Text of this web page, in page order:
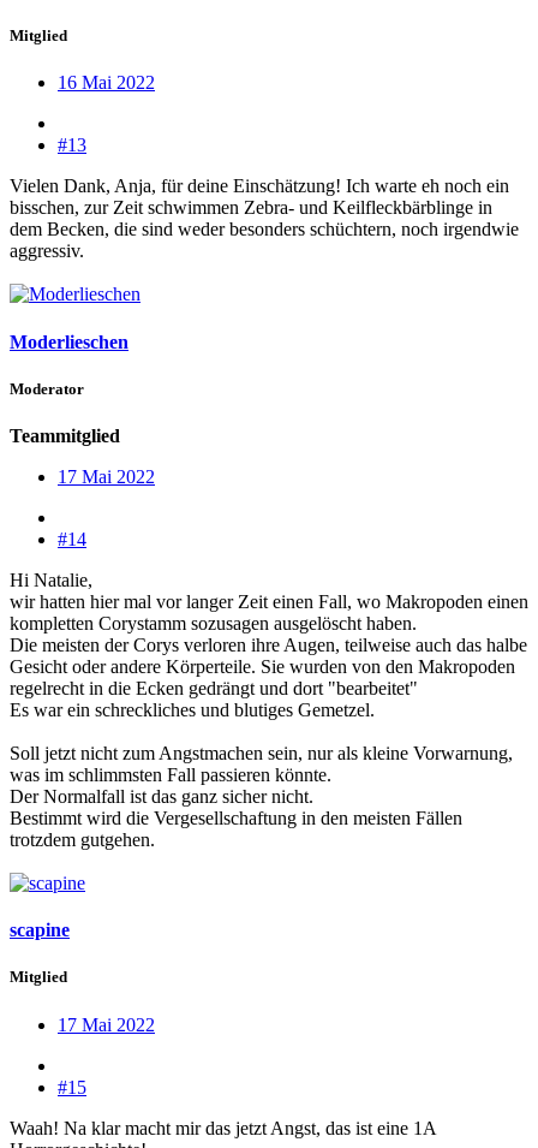
Mitglied
16 Mai 2022
#13
Vielen Dank, Anja, für deine Einschätzung! Ich warte eh noch ein
bisschen, zur Zeit schwimmen Zebra- und Keilfleckbärblinge in
dem Becken, die sind weder besonders schüchtern, noch irgendwie
aggressiv.
Moderlieschen
Moderator
Teammitglied
17 Mai 2022
#14
Hi Natalie,
wir hatten hier mal vor langer Zeit einen Fall, wo Makropoden einen
kompletten Corystamm sozusagen ausgelöscht haben.
Die meisten der Corys verloren ihre Augen, teilweise auch das halbe
Gesicht oder andere Körperteile. Sie wurden von den Makropoden
regelrecht in die Ecken gedrängt und dort "bearbeitet"
Es war ein schreckliches und blutiges Gemetzel.
Soll jetzt nicht zum Angstmachen sein, nur als kleine Vorwarnung,
was im schlimmsten Fall passieren könnte.
Der Normalfall ist das ganz sicher nicht.
Bestimmt wird die Vergesellschaftung in den meisten Fällen
trotzdem gutgehen.
scapine
Mitglied
17 Mai 2022
#15
Waah! Na klar macht mir das jetzt Angst, das ist eine 1A